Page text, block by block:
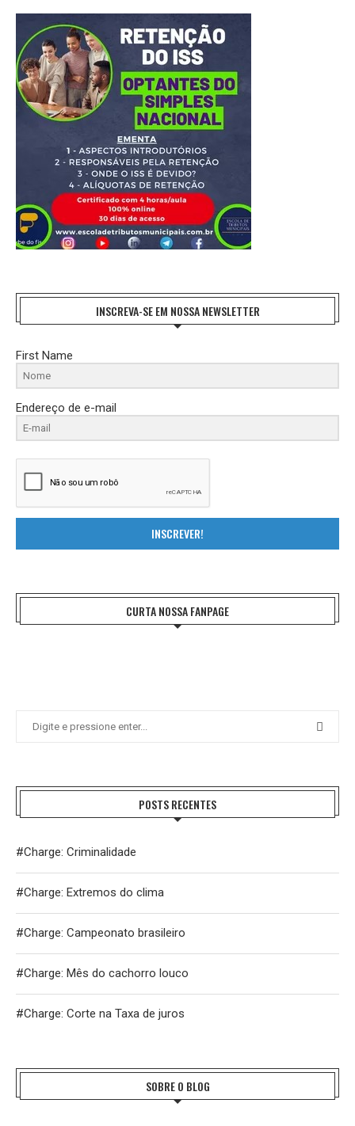
INSCREVA-SE EM NOSSA NEWSLETTER
First Name
Endereço de e-mail
INSCREVER!
CURTA NOSSA FANPAGE
POSTS RECENTES
#Charge: Criminalidade
#Charge: Extremos do clima
#Charge: Campeonato brasileiro
#Charge: Mês do cachorro louco
#Charge: Corte na Taxa de juros
SOBRE O BLOG